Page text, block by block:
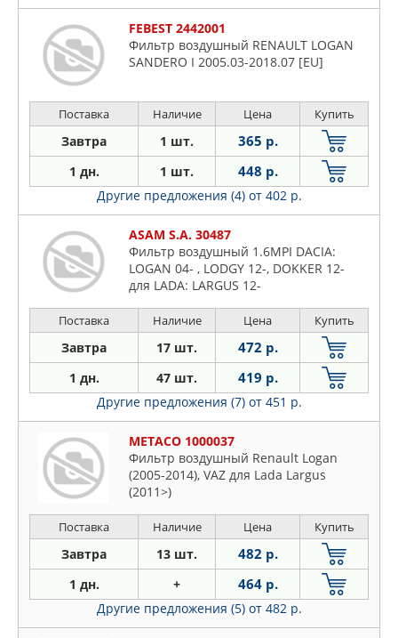
FEBEST 2442001
Фильтр воздушный RENAULT LOGAN
SANDERO I 2005.03-2018.07 [EU]
Поставка Наличие Цена Купить
Завтра 1 шт. 365 р.
1 дн. 1 шт. 448 р.
Другие предложения (4) от 402 р.
ASAM S.A. 30487
Фильтр воздушный 1.6MPI DACIA:
LOGAN 04- , LODGY 12-, DOKKER 12-
для LADA: LARGUS 12-
Поставка Наличие Цена Купить
Завтра 17 шт. 472 р.
1 дн. 47 шт. 419 р.
Другие предложения (7) от 451 р.
METACO 1000037
Фильтр воздушный Renault Logan
(2005-2014), VAZ для Lada Largus
(2011>)
Поставка Наличие Цена Купить
Завтра 13 шт. 482 р.
1 дн. + 464 р.
Другие предложения (5) от 482 р.